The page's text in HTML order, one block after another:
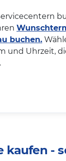
buchen.
und Uhrzeit,
kaufen -